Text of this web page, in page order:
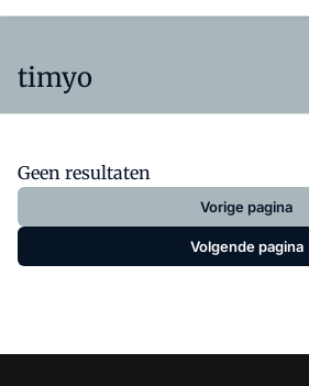
timyo
Geen resultaten
Vorige pagina
Volgende pagina